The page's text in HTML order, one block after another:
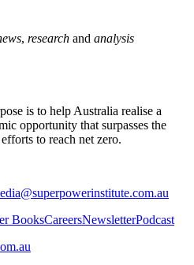
, research and analysis
is to help Australia realise a
opportunity that surpasses the
Careers​​​​‌ ‍ ​‍​‍‌‍ ‌ ​‍‌‍‍‌‌‍‌ ‌‍‍‌‌‍ ‍​‍​‍​ ‍‍​‍​‍‌ ​ ‌‍​‌‌‍ ‍‌‍‍‌‌ ‌​‌ ‍‌​‍ ‍‌‍‍‌‌‍ ​‍​‍​‍ ​​‍​‍‌‍‍​‌ ​‍‌‍‌‌‌‍‌‍​‍​‍​ ‍‍​‍​‍‌‍‍​‌ ‌​‌ ‌​‌ ​​​ ‍‍​‍ ​‍ ‌‍ ​‌‍ ‌‍​ ‌‍​‌‌‍ ​‌‍‍​‌‍ ‌ ​ ‌ ‌​​ ‍‍​ ​ ​ ​ ​ ​ ​ ​ ​‍ ‌‍‍‌‌‍ ‍‌ ‌​‌‍‌‌‌‍ ‍‌ ‌​​‍ ‌‍‌‌‌‍‌​‌‍‍‌‌ ‌​​‍ ‌‍ ‌‌‍ ‌‍‌​‌‍‌‌​ ‌‌ ​​‌ ​‍‌‍‌‌‌ ​ ‌‍‌‌‌‍ ‍‌ ‌​‌‍​‌‌ ‌​‌‍‍‌‌‍ ‌‍ ‍​ ‍ ‌‍‍‌‌‍‌​​ ‌​ ​‍​ ‌‍​ ‌‌​ ‌‍​ ​​‌‍‌‌​ ‍​​ ​​​‍ ‌​ ‌ ​ ‌​​ ‌‍​ ‌‌​‍ ‌​ ‌​​ ‍​​ ​ ​ ‍‌​‍ ‌​ ‍​​ ‌‍​ ​‍​ ‍‌​‍ ‌​ ‌‌​ ‌‌​ ‌ ​ ​‍‌‍‌‍​ ‍​​ ​‍​ ‍‌​ ‌‌​ ‍​​ ​​‌‍‌‌​ ‍ ‌ ‌​‌ ‍‌‌ ​​‌‍‌‌​ ‌‌ ​ ‌‍‌‌‌ ‌​‌ ‌​‌‍‍‌‌‍ ‍‌‍‌ ‌ ​ ​ ‍ ‌ ​​‌‍​‌‌ ‌​‌‍‍​​ ‌‌‍‌‍‌‍ ‌‍ ‌ ‌​‌‍‌‌‌ ​‍‌​ ‌‌‍‌‌‌‍ ‍‌ ‌‌‌​‍‌‌ ‌​‌‍‌‌‌‍ ‌‌ ​ ​‍‌‌​ ‌‌‌​​‍‌‌ ‌‍‍ ‌‍‌‌‌ ‍‌​‍‌‌​ ​ ‌​‌​​‍‌‌​ ​ ‌​‌​​‍‌‌​ ​‍​ ​‍‌‍‌‌​ ‌‌‌‍‌​​ ‌‍​ ‌ ‌‍‌​‌‍​‌​ ‌ ​ ‌ ​ ‌ ​ ​​‌‍​‌​‍‌‌​ ​‍​ ​‍​‍‌‌​ ‌‌‌​‌​​‍ ‍‌‍ ​‌‍​‌‌‍​‍‌‍‌‌‌‍ ​​ ‌‍​‍‌‍​‌‌ ​ ‌‍‌‌‌‌‌‌‌ ​‍‌‍ ​​ ‌‌‍‍​‌ ‌​‌ ‌​‌ ​​​‍‌‌​ ​ ‌​​‌​‍‌‌​ ​‍‌​‌‍​‍‌‌​ ​‍‌​‌‍‌‍ ​‌‍ ‌‍​ ‌‍​‌‌‍ ​‌‍‍​‌‍ ‌ ​ ‌ ‌​​‍‌‌​ ​ ‌​​‌​ ​ ​ ​ ​ ​ ​ ​ ​‍‌‍‌‍‍‌‌‍‌​​ ‌​ ​‍​ ‌‍​ ‌‌​ ‌‍​ ​​‌‍‌‌​ ‍​​ ​​​‍ ‌​ ‌ ​ ‌​​ ‌‍​ ‌‌​‍ ‌​ ‌​​ ‍​​ ​ ​ ‍‌​‍ ‌​ ‍​​ ‌‍​ ​‍​ ‍‌​‍ ‌​ ‌‌​ ‌‌​ ‌ ​ ​‍‌‍‌‍​ ‍​​ ​‍​ ‍‌​ ‌‌​ ‍​​ ​​‌‍‌‌​‍‌‍‌ ‌​‌ ‍‌‌ ​​‌‍‌‌​ ‌‌ ​ ‌‍‌‌‌ ‌​‌ ‌​‌‍‍‌‌‍ ‍‌‍‌ ‌ ​ ​‍‌‍‌ ​​‌‍​‌‌ ‌​‌‍‍​​ ‌‌‍‌‍‌‍ ‌‍ ‌ ‌​‌‍‌‌‌ ​‍‌​ ‌‌‍‌‌‌‍ ‍‌ ‌‌‌​‍‌‌ ‌​‌‍‌‌‌‍ ‌‌ ​ ​‍‌‌​ ‌‌‌​​‍‌‌ ‌‍‍ ‌‍‌‌‌ ‍‌​‍‌‌​ ​ ‌​‌​​‍‌‌​ ​ ‌​‌​​‍‌‌​ ​‍​ ​‍‌‍‌‌​ ‌‌‌‍‌​​ ‌‍​ ‌ ‌‍‌​‌‍​‌​ ‌ ​ ‌ ​ ‌ ​ ​​‌‍​‌​‍‌‌​ ​‍​ ​‍​‍‌‌​ ‌‌‌​‌​​‍ ‍‌‍ ​‌‍​‌‌‍​‍‌‍‌‌‌‍ ​​‍‌‍‌ ​​‌‍‌‌‌ ​‍‌ ​ ‌ ​​‌‍‌‌‌‍​ ‌ ‌​‌‍‍‌‌ ‌‍‌‍‌‌​ ‌‌ ​​‌ ‌‌‌‍​‍‌‍ ​‌‍‍‌‌ ​ ‌‍‍​‌‍‌‌‌‍‌​​‍​‍‌ ‌Newsletter​​​​‌ ‍ ​‍​‍‌‍ ‌ ​‍‌‍‍‌‌‍‌ ‌‍‍‌‌‍ ‍​‍​‍​ ‍‍​‍​‍‌ ​ ‌‍​‌‌‍ ‍‌‍‍‌‌ ‌​‌ ‍‌​‍ ‍‌‍‍‌‌‍ ​‍​‍​‍ ​​‍​‍‌‍‍​‌ ​‍‌‍‌‌‌‍‌‍​‍​‍​ ‍‍​‍​‍‌‍‍​‌ ‌​‌ ‌​‌ ​​​ ‍‍​‍ ​‍ ‌‍ ​‌‍ ‌‍​ ‌‍​‌‌‍ ​‌‍‍​‌‍ ‌ ​ ‌ ‌​​ ‍‍​ ​ ​ ​ ​ ​ ​ ​ ​‍ ‌‍‍‌‌‍ ‍‌ ‌​‌‍‌‌‌‍ ‍‌ ‌​​‍ ‌‍‌‌‌‍‌​‌‍‍‌‌ ‌​​‍ ‌‍ ‌‌‍ ‌‍‌​‌‍‌‌​ ‌‌ ​​‌ ​‍‌‍‌‌‌ ​ ‌‍‌‌‌‍ ‍‌ ‌​‌‍​‌‌ ‌​‌‍‍‌‌‍ ‌‍ ‍​ ‍ ‌‍‍‌‌‍‌​​ ‌​ ​‍​ ‌‍​ ‌‌​ ‌‍​ ​​‌‍‌‌​ ‍​​ ​​​‍ ‌​ ‌ ​ ‌​​ ‌‍​ ‌‌​‍ ‌​ ‌​​ ‍​​ ​ ​ ‍‌​‍ ‌​ ‍​​ ‌‍​ ​‍​ ‍‌​‍ ‌​ ‌‌​ ‌‌​ ‌ ​ ​‍‌‍‌‍​ ‍​​ ​‍​ ‍‌​ ‌‌​ ‍​​ ​​‌‍‌‌​ ‍ ‌ ‌​‌ ‍‌‌ ​​‌‍‌‌​ ‌‌ ​ ‌‍‌‌‌ ‌​‌ ‌​‌‍‍‌‌‍ ‍‌‍‌ ‌ ​ ​ ‍ ‌ ​​‌‍​‌‌ ‌​‌‍‍​​ ‌‌‍‌‍‌‍ ‌‍ ‌ ‌​‌‍‌‌‌ ​‍‌​ ‌‌‍‌‌‌‍ ‍‌ ‌‌‌​‍‌‌ ‌​‌‍‌‌‌‍ ‌‌ ​ ​‍‌‌​ ‌‌‌​​‍‌‌ ‌‍‍ ‌‍‌‌‌ ‍‌​‍‌‌​ ​ ‌​‌​​‍‌‌​ ​ ‌​‌​​‍‌‌​ ​‍​ ​‍​ ​‍‌‍​‍​ ​​​ ​ ​ ‍‌​ ​‍‌‍​‌​ ‍​‌‍​‌​ ‌ ​ ​​‌‍‌‍​‍‌‌​ ​‍​ ​‍​‍‌‌​ ‌‌‌​‌​​‍ ‍‌‍ ​‌‍​‌‌‍​‍‌‍‌‌‌‍ ​​ ‌‍​‍‌‍​‌‌ ​ ‌‍‌‌‌‌‌‌‌ ​‍‌‍ ​​ ‌‌‍‍​‌ ‌​‌ ‌​‌ ​​​‍‌‌​ ​ ‌​​‌​‍‌‌​ ​‍‌​‌‍​‍‌‌​ ​‍‌​‌‍‌‍ ​‌‍ ‌‍​ ‌‍​‌‌‍ ​‌‍‍​‌‍ ‌ ​ ‌ ‌​​‍‌‌​ ​ ‌​​‌​ ​ ​ ​ ​ ​ ​ ​ ​‍‌‍‌‍‍‌‌‍‌​​ ‌​ ​‍​ ‌‍​ ‌‌​ ‌‍​ ​​‌‍‌‌​ ‍​​ ​​​‍ ‌​ ‌ ​ ‌​​ ‌‍​ ‌‌​‍ ‌​ ‌​​ ‍​​ ​ ​ ‍‌​‍ ‌​ ‍​​ ‌‍​ ​‍​ ‍‌​‍ ‌​ ‌‌​ ‌‌​ ‌ ​ ​‍‌‍‌‍​ ‍​​ ​‍​ ‍‌​ ‌‌​ ‍​​ ​​‌‍‌‌​‍‌‍‌ ‌​‌ ‍‌‌ ​​‌‍‌‌​ ‌‌ ​ ‌‍‌‌‌ ‌​‌ ‌​‌‍‍‌‌‍ ‍‌‍‌ ‌ ​ ​‍‌‍‌ ​​‌‍​‌‌ ‌​‌‍‍​​ ‌‌‍‌‍‌‍ ‌‍ ‌ ‌​‌‍‌‌‌ ​‍‌​ ‌‌‍‌‌‌‍ ‍‌ ‌‌‌​‍‌‌ ‌​‌‍‌‌‌‍ ‌‌ ​ ​‍‌‌​ ‌‌‌​​‍‌‌ ‌‍‍ ‌‍‌‌‌ ‍‌​‍‌‌​ ​ ‌​‌​​‍‌‌​ ​ ‌​‌​​‍‌‌​ ​‍​ ​‍​ ​‍‌‍​‍​ ​​​ ​ ​ ‍‌​ ​‍‌‍​‌​ ‍​‌‍​‌​ ‌ ​ ​​‌‍‌‍​‍‌‌​ ​‍​ ​‍​‍‌‌​ ‌‌‌​‌​​‍ ‍‌‍ ​‌‍​‌‌‍​‍‌‍‌‌‌‍ ​​‍‌‍‌ ​​‌‍‌‌‌ ​‍‌ ​ ‌ ​​‌‍‌‌‌‍​ ‌ ‌​‌‍‍‌‌ ‌‍‌‍‌‌​ ‌‌ ​​‌ ‌‌‌‍​‍‌‍ ​‌‍‍‌‌ ​ ‌‍‍​‌‍‌‌‌‍‌​​‍​‍‌ ‌Podcast​​​​‌ ‍ ​‍​‍‌‍ ‌ ​‍‌‍‍‌‌‍‌ ‌‍‍‌‌‍ ‍​‍​‍​ ‍‍​‍​‍‌ ​ ‌‍​‌‌‍ ‍‌‍‍‌‌ ‌​‌ ‍‌​‍ ‍‌‍‍‌‌‍ ​‍​‍​‍ ​​‍​‍‌‍‍​‌ ​‍‌‍‌‌‌‍‌‍​‍​‍​ ‍‍​‍​‍‌‍‍​‌ ‌​‌ ‌​‌ ​​​ ‍‍​‍ ​‍ ‌‍ ​‌‍ ‌‍​ ‌‍​‌‌‍ ​‌‍‍​‌‍ ‌ ​ ‌ ‌​​ ‍‍​ ​ ​ ​ ​ ​ ​ ​ ​‍ ‌‍‍‌‌‍ ‍‌ ‌​‌‍‌‌‌‍ ‍‌ ‌​​‍ ‌‍‌‌‌‍‌​‌‍‍‌‌ ‌​​‍ ‌‍ ‌‌‍ ‌‍‌​‌‍‌‌​ ‌‌ ​​‌ ​‍‌‍‌‌‌ ​ ‌‍‌‌‌‍ ‍‌ ‌​‌‍​‌‌ ‌​‌‍‍‌‌‍ ‌‍ ‍​ ‍ ‌‍‍‌‌‍‌​​ ‌​ ​‍​ ‌‍​ ‌‌​ ‌‍​ ​​‌‍‌‌​ ‍​​ ​​​‍ ‌​ ‌ ​ ‌​​ ‌‍​ ‌‌​‍ ‌​ ‌​​ ‍​​ ​ ​ ‍‌​‍ ‌​ ‍​​ ‌‍​ ​‍​ ‍‌​‍ ‌​ ‌‌​ ‌‌​ ‌ ​ ​‍‌‍‌‍​ ‍​​ ​‍​ ‍‌​ ‌‌​ ‍​​ ​​‌‍‌‌​ ‍ ‌ ‌​‌ ‍‌‌ ​​‌‍‌‌​ ‌‌ ​ ‌‍‌‌‌ ‌​‌ ‌​‌‍‍‌‌‍ ‍‌‍‌ ‌ ​ ​ ‍ ‌ ​​‌‍​‌‌ ‌​‌‍‍​​ ‌‌‍‌‍‌‍ ‌‍ ‌ ‌​‌‍‌‌‌ ​‍‌​ ‌‌‍‌‌‌‍ ‍‌ ‌‌‌​‍‌‌ ‌​‌‍‌‌‌‍ ‌‌ ​ ​‍‌‌​ ‌‌‌​​‍‌‌ ‌‍‍ ‌‍‌‌‌ ‍‌​‍‌‌​ ​ ‌​‌​​‍‌‌​ ​ ‌​‌​​‍‌‌​ ​‍​ ​‍​ ‌‍‌‍‌‌​ ‍​​ ​ ​ ​​​ ‍‌​ ‌​​ ​​​ ​‍‌‍‌‍‌‍​ ​ ​‍​‍‌‌​ ​‍​ ​‍​‍‌‌​ ‌‌‌​‌​​‍ ‍‌‍ ​‌‍​‌‌‍​‍‌‍‌‌‌‍ ​​ ‌‍​‍‌‍​‌‌ ​ ‌‍‌‌‌‌‌‌‌ ​‍‌‍ ​​ ‌‌‍‍​‌ ‌​‌ ‌​‌ ​​​‍‌‌​ ​ ‌​​‌​‍‌‌​ ​‍‌​‌‍​‍‌‌​ ​‍‌​‌‍‌‍ ​‌‍ ‌‍​ ‌‍​‌‌‍ ​‌‍‍​‌‍ ‌ ​ ‌ ‌​​‍‌‌​ ​ ‌​​‌​ ​ ​ ​ ​ ​ ​ ​ ​‍‌‍‌‍‍‌‌‍‌​​ ‌​ ​‍​ ‌‍​ ‌‌​ ‌‍​ ​​‌‍‌‌​ ‍​​ ​​​‍ ‌​ ‌ ​ ‌​​ ‌‍​ ‌‌​‍ ‌​ ‌​​ ‍​​ ​ ​ ‍‌​‍ ‌​ ‍​​ ‌‍​ ​‍​ ‍‌​‍ ‌​ ‌‌​ ‌‌​ ‌ ​ ​‍‌‍‌‍​ ‍​​ ​‍​ ‍‌​ ‌‌​ ‍​​ ​​‌‍‌‌​‍‌‍‌ ‌​‌ ‍‌‌ ​​‌‍‌‌​ ‌‌ ​ ‌‍‌‌‌ ‌​‌ ‌​‌‍‍‌‌‍ ‍‌‍‌ ‌ ​ ​‍‌‍‌ ​​‌‍​‌‌ ‌​‌‍‍​​ ‌‌‍‌‍‌‍ ‌‍ ‌ ‌​‌‍‌‌‌ ​‍‌​ ‌‌‍‌‌‌‍ ‍‌ ‌‌‌​‍‌‌ ‌​‌‍‌‌‌‍ ‌‌ ​ ​‍‌‌​ ‌‌‌​​‍‌‌ ‌‍‍ ‌‍‌‌‌ ‍‌​‍‌‌​ ​ ‌​‌​​‍‌‌​ ​ ‌​‌​​‍‌‌​ ​‍​ ​‍​ ‌‍‌‍‌‌​ ‍​​ ​ ​ ​​​ ‍‌​ ‌​​ ​​​ ​‍‌‍‌‍‌‍​ ​ ​‍​‍‌‌​ ​‍​ ​‍​‍‌‌​ ‌‌‌​‌​​‍ ‍‌‍ ​‌‍​‌‌‍​‍‌‍‌‌‌‍ ​​‍‌‍‌ ​​‌‍‌‌‌ ​‍‌ ​ ‌ ​​‌‍‌‌‌‍​ ‌ ‌​‌‍‍‌‌ ‌‍‌‍‌‌​ ‌‌ ​​‌ ‌‌‌‍​‍‌‍ ​‌‍‍‌‌ ​ ‌‍‍​‌‍‌‌‌‍‌​​‍​‍‌ ‌